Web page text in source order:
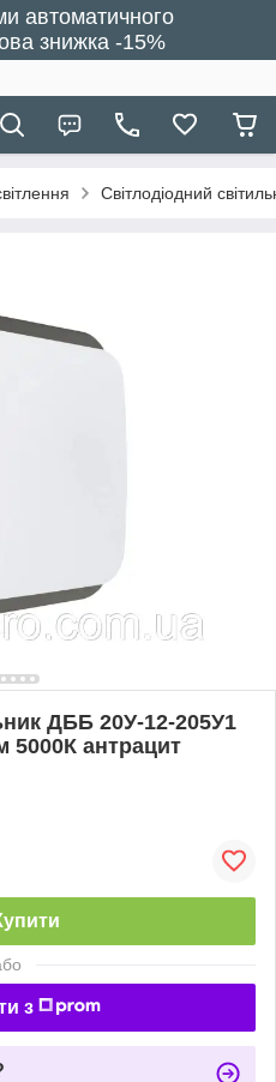
автоматичного
знижка -15%
Світлодіодний
ДББ 20У-12-205У1
5000К антрацит
з